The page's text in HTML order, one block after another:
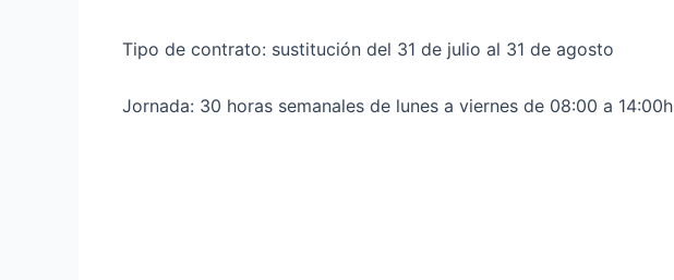
Tipo de contrato: sustitución del 31 de julio al 31 de agosto
Jornada: 30 horas semanales de lunes a viernes de 08:00 a 14:00h